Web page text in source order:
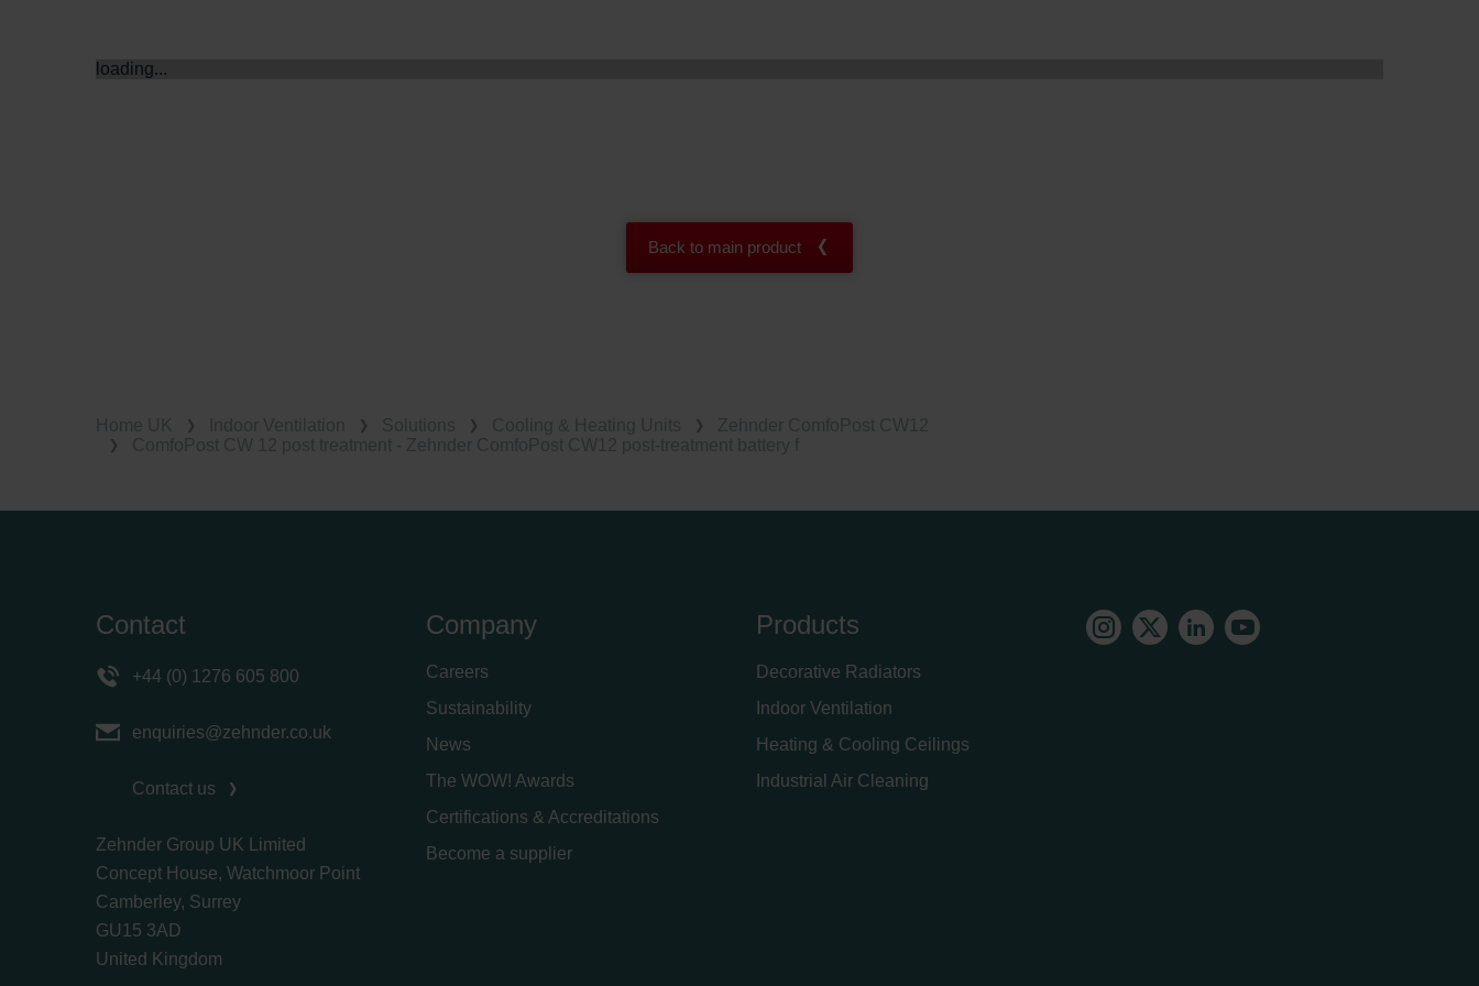
loading...
Back to main product
Contact
+44 (0) 1276 605 800
enquiries@zehnder.co.uk
Contact us
Zehnder Group UK Limited
Concept House, Watchmoor Point
Camberley, Surrey
GU15 3AD
​​​​​​​United Kingdom
Company
Careers
Sustainability
News
The WOW! Awards
Certifications & Accreditations
Become a supplier
Products
Decorative Radiators
Indoor Ventilation
Heating & Cooling Ceilings
Industrial Air Cleaning